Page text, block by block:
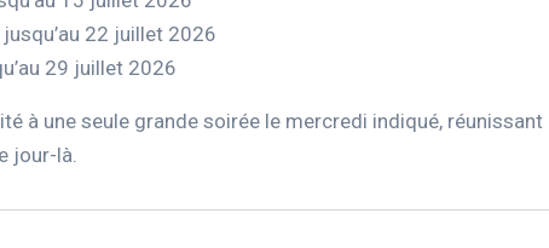
jusqu’au 22 juillet 2026
29 juillet 2026
à une seule grande soirée le mercredi indiqué, réunissant
jour-là.